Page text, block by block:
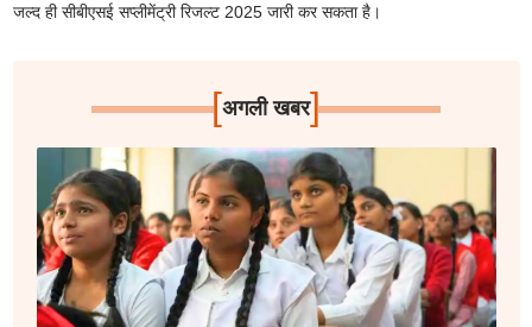
जल्द ही सीबीएसई सप्लीमेंट्री रिजल्ट 2025 जारी कर सकता है।
[अगली खबर]